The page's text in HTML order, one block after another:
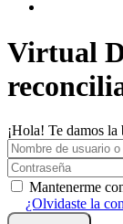
Virtual
¡Hola! Te damos la
Mantenerme
¿Olvidaste la